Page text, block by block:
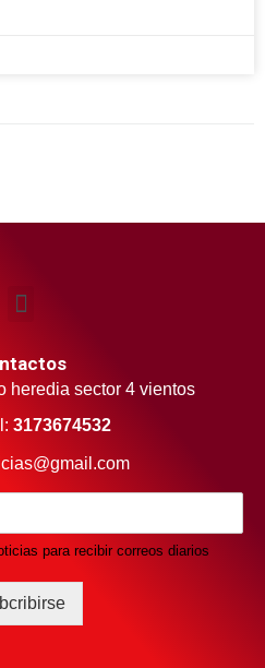
heredia sector 4 vientos
3173674532
para recibir correos diarios